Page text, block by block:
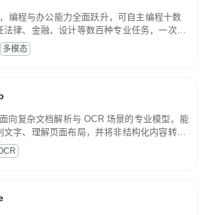
编程与办公能力全面跃升，可自主编程十数
法律、金融、设计等数百种专业任务，一次对
。原生视觉理解贯穿规划、执行与验证全流
频的深度语义解析。长程任务中自主规划与
多模态
向复杂文档解析与 OCR 场景的专业模型，能
文字、理解页面布局，并将非结构化内容转换
处理的结构化结果。